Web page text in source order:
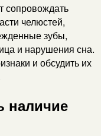
сопровождать
челюстей,
зубы,
и нарушения сна.
и обсудить их
наличие